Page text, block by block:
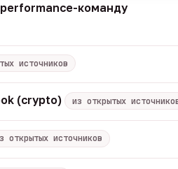
команду
источников
(crypto) из открытых
открытых источников